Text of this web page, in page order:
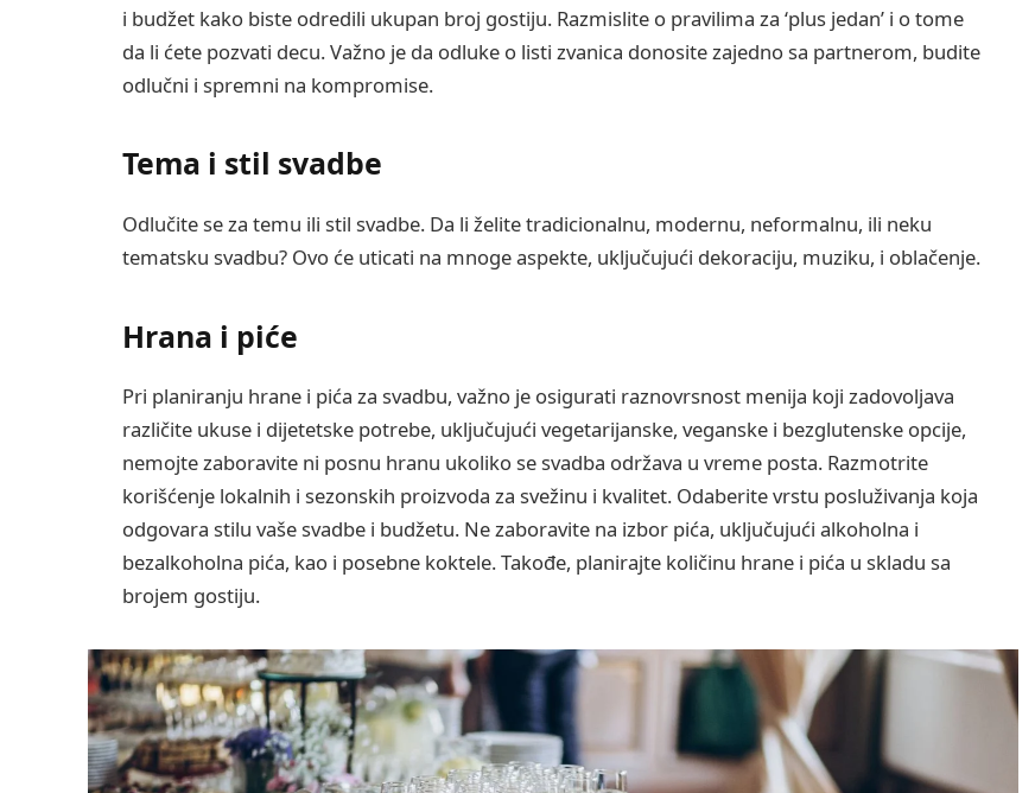
i budžet kako biste odredili ukupan broj gostiju. Razmislite o pravilima za ‘plus jedan’ i o tome
da li ćete pozvati decu. Važno je da odluke o listi zvanica donosite zajedno sa partnerom, budite
odlučni i spremni na kompromise.
Tema i stil svadbe
Odlučite se za temu ili stil svadbe. Da li želite tradicionalnu, modernu, neformalnu, ili neku
tematsku svadbu? Ovo će uticati na mnoge aspekte, uključujući dekoraciju, muziku, i oblačenje.
Hrana i piće
Pri planiranju hrane i pića za svadbu, važno je osigurati raznovrsnost menija koji zadovoljava
različite ukuse i dijetetske potrebe, uključujući vegetarijanske, veganske i bezglutenske opcije,
nemojte zaboravite ni posnu hranu ukoliko se svadba održava u vreme posta. Razmotrite
korišćenje lokalnih i sezonskih proizvoda za svežinu i kvalitet. Odaberite vrstu posluživanja koja
odgovara stilu vaše svadbe i budžetu. Ne zaboravite na izbor pića, uključujući alkoholna i
bezalkoholna pića, kao i posebne koktele. Takođe, planirajte količinu hrane i pića u skladu sa
brojem gostiju.